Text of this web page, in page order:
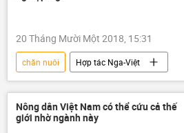
20 Tháng Mười Một 2018, 15:31
chăn nuôi
Hợp tác Nga-Việt
Liên bang Nga
Rosselkhoznadzor
Nông dân Việt Nam có thể cứu cả thế
giới nhờ ngành này